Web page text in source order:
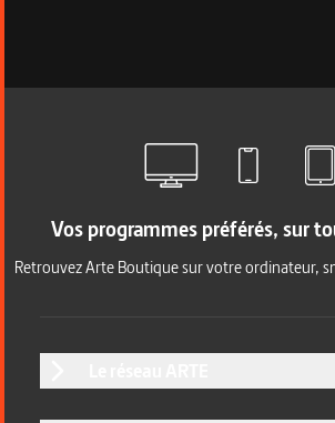
Vos programmes préférés, sur
Retrouvez Arte Boutique sur votre ordinateur,